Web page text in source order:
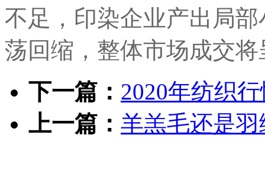
不足，印染企业产出局
荡回缩，整体市场成交
下一篇： 2020年纺织
上一篇： 羊羔毛还是